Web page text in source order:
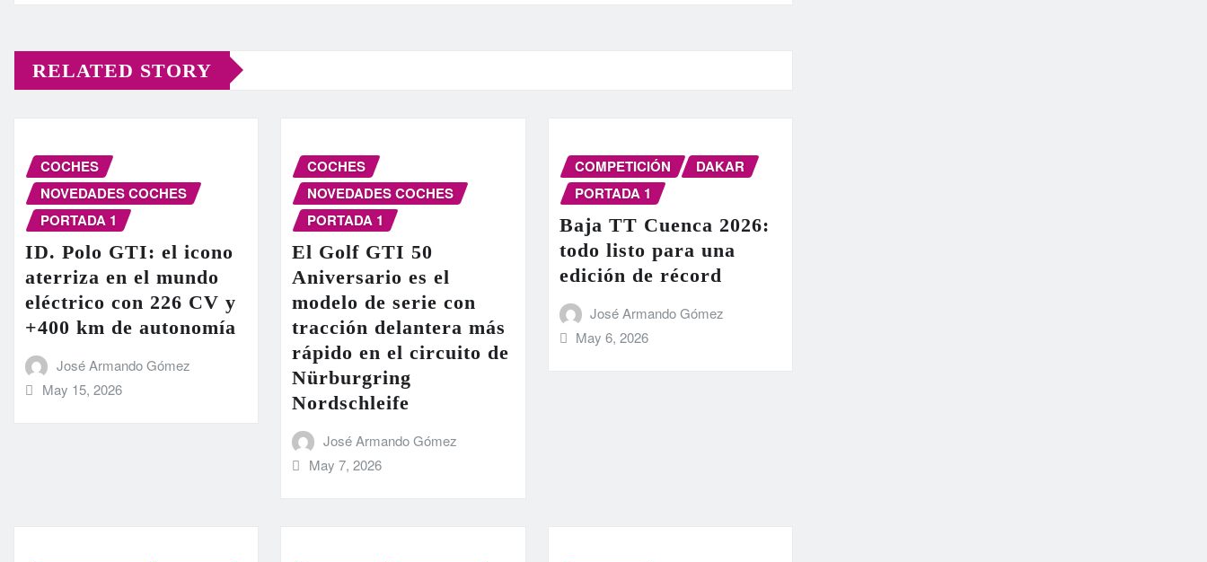
RELATED STORY
COCHES
NOVEDADES COCHES
PORTADA 1
ID. Polo GTI: el icono
aterriza en el mundo
eléctrico con 226 CV y
+400 km de autonomía
José Armando Gómez
May 15, 2026
COCHES
NOVEDADES COCHES
PORTADA 1
El Golf GTI 50
Aniversario es el
modelo de serie con
tracción delantera más
rápido en el circuito de
Nürburgring
Nordschleife
José Armando Gómez
May 7, 2026
COMPETICIÓN
DAKAR
PORTADA 1
Baja TT Cuenca 2026:
todo listo para una
edición de récord
José Armando Gómez
May 6, 2026